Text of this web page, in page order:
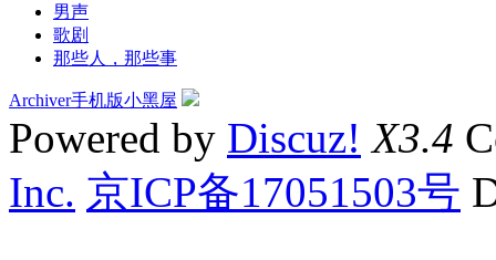
男声
歌剧
那些人，那些事
Archiver手机版小黑屋
Powered by Discuz! X3.4
Inc. 京ICP备17051503号